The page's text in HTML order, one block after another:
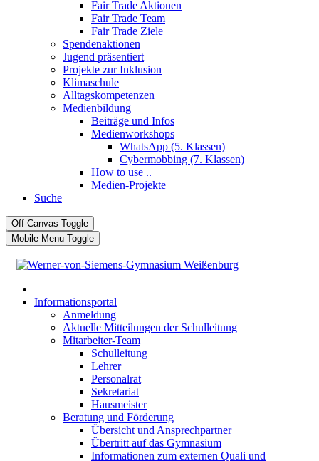
Fair Trade Aktionen
Fair Trade Team
Fair Trade Ziele
Spendenaktionen
Jugend präsentiert
Projekte zur Inklusion
Klimaschule
Alltagskompetenzen
Medienbildung
Beiträge und Infos
Medienworkshops
WhatsApp (5. Klassen)
Cybermobbing (7. Klassen)
How to use ..
Medien-Projekte
Suche
Off-Canvas Toggle
Mobile Menu Toggle
Informationsportal
Anmeldung
Aktuelle Mitteilungen der Schulleitung
Mitarbeiter-Team
Schulleitung
Lehrer
Personalrat
Sekretariat
Hausmeister
Beratung und Förderung
Übersicht und Ansprechpartner
Übertritt auf das Gymnasium
Informationen zum externen Quali und